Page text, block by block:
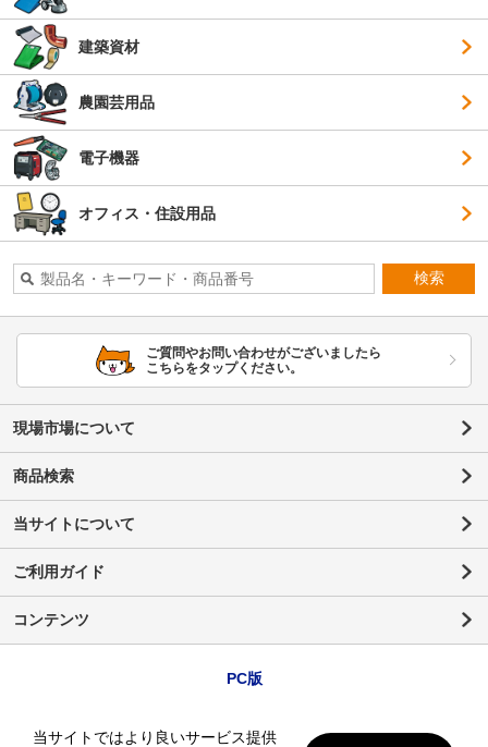
建築資材
農園芸用品
電子機器
オフィス・住設用品
検索
ご質問やお問い合わせがございましたら
こちらをタップください。
現場市場について
商品検索
当サイトについて
ご利用ガイド
コンテンツ
PC版
当サイトではより良いサービス提供